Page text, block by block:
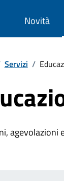
Novità
Servizi /
agevolazioni